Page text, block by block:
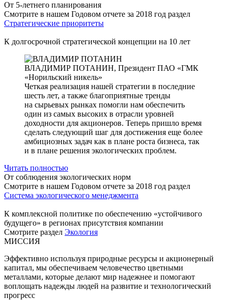
От 5-летнего планирования
Смотрите в нашем Годовом отчете за 2018 год раздел
Стратегические приоритеты
К долгосрочной стратегической концепции на 10 лет
ВЛАДИМИР ПОТАНИН, Президент ПАО «ГМК
«Норильский никель»
Четкая реализация нашей стратегии в последние
шесть лет, а также благоприятные тренды
на сырьевых рынках помогли нам обеспечить
один из самых высоких в отрасли уровней
доходности для акционеров. Теперь пришло время
сделать следующий шаг для достижения еще более
амбициозных задач как в плане роста бизнеса, так
и в плане решения экологических проблем.
Читать полностью
От соблюдения экологических норм
Смотрите в нашем Годовом отчете за 2018 год раздел
Система экологического менеджмента
К комплексной политике по обеспечению «устойчивого
будущего» в регионах присутствия компании
Смотрите раздел Экология
МИССИЯ
Эффективно используя природные ресурсы и акционерный
капитал, мы обеспечиваем человечество цветными
металлами, которые делают мир надежнее и помогают
воплощать надежды людей на развитие и технологический
прогресс